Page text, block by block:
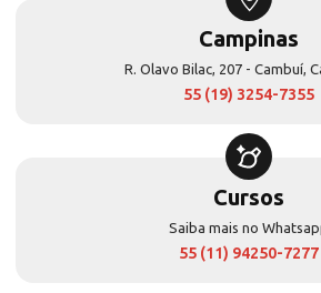
Campinas
R. Olavo Bilac, 207 - Cambuí,
55 (19) 3254-7355
Cursos
Saiba mais no
55 (11) 94250-7277